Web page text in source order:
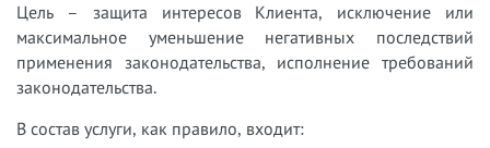
Цель – защита интересов Клиента, исключение или
максимальное уменьшение негативных последствий
применения законодательства, исполнение требований
законодательства.
В состав услуги, как правило, входит: